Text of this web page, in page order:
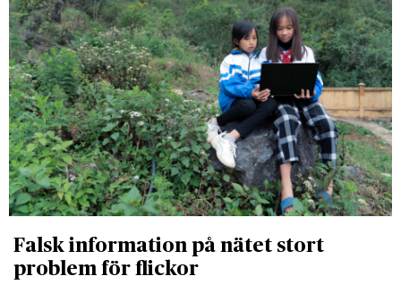
Falsk information på nätet stort
problem för flickor